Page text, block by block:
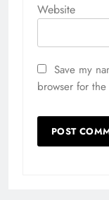
Website
Save my
browser for